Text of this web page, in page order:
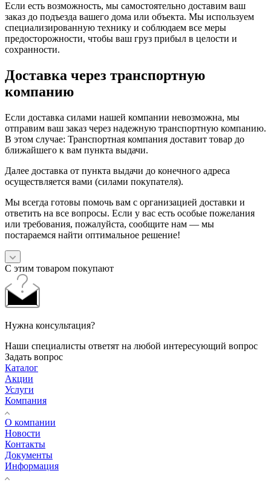
Если есть возможность, мы самостоятельно доставим ваш
заказ до подъезда вашего дома или объекта. Мы используем
специализированную технику и соблюдаем все меры
предосторожности, чтобы ваш груз прибыл в целости и
сохранности.
Доставка через транспортную
компанию
Если доставка силами нашей компании невозможна, мы
отправим ваш заказ через надежную транспортную компанию.
В этом случае: Транспортная компания доставит товар до
ближайшего к вам пункта выдачи.
Далее доставка от пункта выдачи до конечного адреса
осуществляется вами (силами покупателя).
Мы всегда готовы помочь вам с организацией доставки и
ответить на все вопросы. Если у вас есть особые пожелания
или требования, пожалуйста, сообщите нам — мы
постараемся найти оптимальное решение!
С этим товаром покупают
Нужна консультация?
Наши специалисты ответят на любой интересующий вопрос
Задать вопрос
Каталог
Акции
Услуги
Компания
О компании
Новости
Контакты
Документы
Информация